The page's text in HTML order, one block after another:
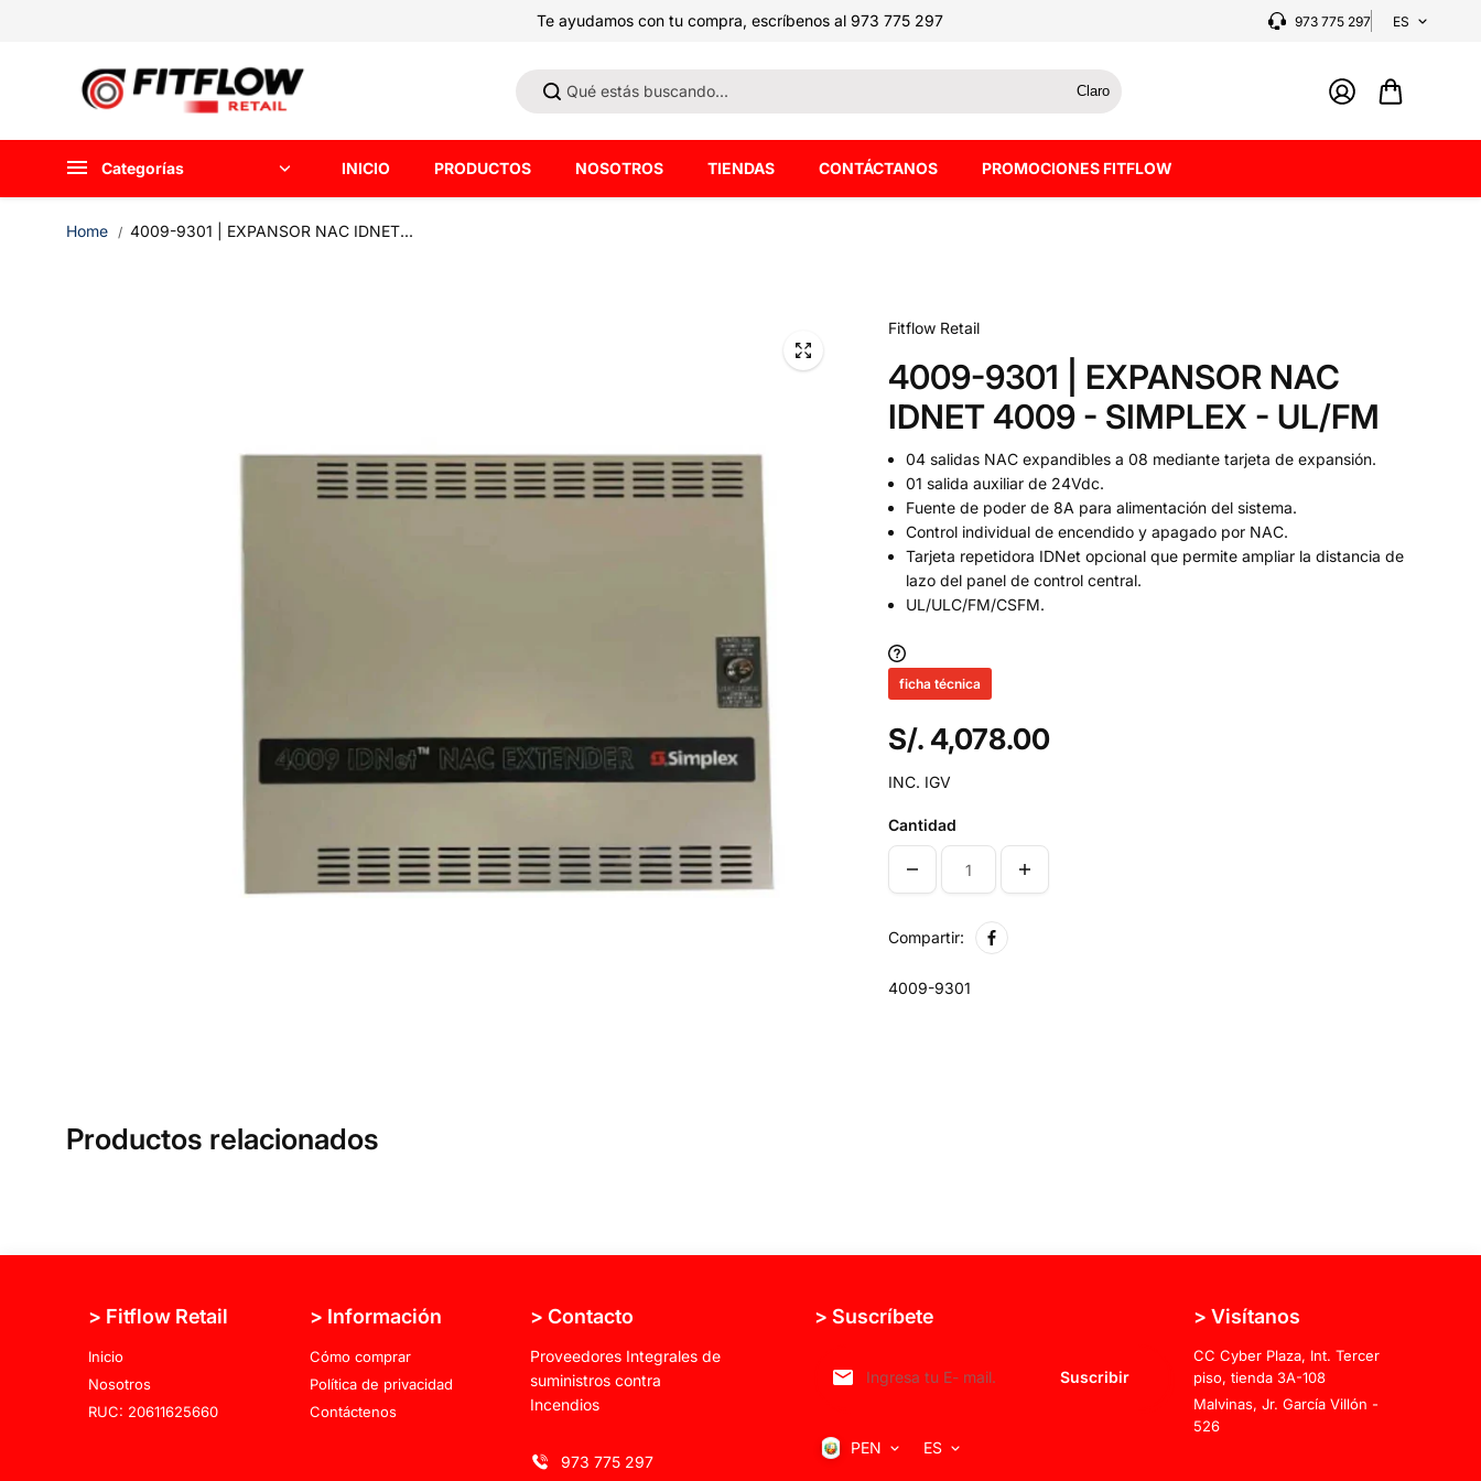
Te ayudamos con tu compra, escríbenos al 973 775 297 973 775 297 ES
Claro
Categorías INICIO PRODUCTOS NOSOTROS TIENDAS CONTÁCTANOS PROMOCIONES FITFLOW
Home 4009-9301 | EXPANSOR NAC IDNET...
Fitflow Retail
4009-9301 | EXPANSOR NAC
IDNET 4009 - SIMPLEX - UL/FM
04 salidas NAC expandibles a 08 mediante tarjeta de expansión.
01 salida auxiliar de 24Vdc.
Fuente de poder de 8A para alimentación del sistema.
Control individual de encendido y apagado por NAC.
Tarjeta repetidora IDNet opcional que permite ampliar la distancia de
lazo del panel de control central.
UL/ULC/FM/CSFM.
ficha técnica
S/. 4,078.00
INC. IGV
Cantidad
Compartir:
4009-9301
Productos relacionados
> Fitflow Retail
Inicio
Nosotros
RUC: 20611625660
> Información
Cómo comprar
Política de privacidad
Contáctenos
> Contacto
Proveedores Integrales de
suministros contra
Incendios
973 775 297
> Suscríbete
Suscribir
PEN ES
> Visítanos
CC Cyber Plaza, Int. Tercer
piso, tienda 3A-108
Malvinas, Jr. García Villón -
526